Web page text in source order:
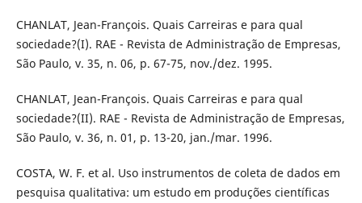
CHANLAT, Jean-François. Quais Carreiras e para qual
sociedade?(I). RAE - Revista de Administração de Empresas,
São Paulo, v. 35, n. 06, p. 67-75, nov./dez. 1995.
CHANLAT, Jean-François. Quais Carreiras e para qual
sociedade?(II). RAE - Revista de Administração de Empresas,
São Paulo, v. 36, n. 01, p. 13-20, jan./mar. 1996.
COSTA, W. F. et al. Uso instrumentos de coleta de dados em
pesquisa qualitativa: um estudo em produções científicas